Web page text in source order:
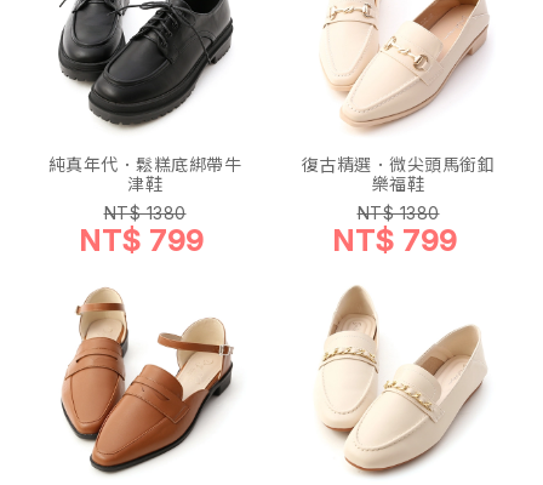
純真年代．鬆糕底綁帶牛
津鞋
NT$ 1380
NT$ 799
復古精選．微尖頭馬銜釦
樂福鞋
NT$ 1380
NT$ 799